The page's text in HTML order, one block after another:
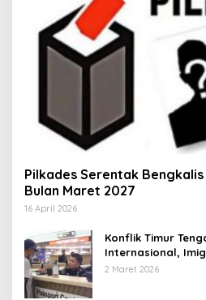
Pilkades Serentak
Bulan Maret 2027
16 April 2026
Konflik Timur
Internasional,
Antisipatif
2 Maret 2026